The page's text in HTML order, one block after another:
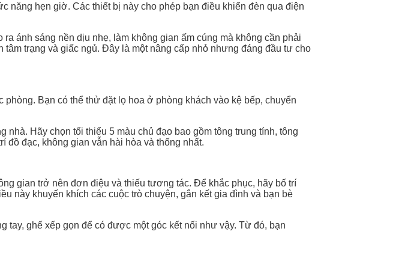
năng hẹn giờ. Các thiết bị này cho phép bạn điều khiển đèn qua điện
ánh sáng nền dịu nhẹ, làm không gian ấm cúng mà không cần phải
trạng và giấc ngủ. Đây là một nâng cấp nhỏ nhưng đáng đầu tư cho
Bạn có thể thử đặt lọ hoa ở phòng khách vào kệ bếp, chuyển
Hãy chọn tối thiểu 5 màu chủ đạo bao gồm tông trung tính, tông
đồ đạc, không gian vẫn hài hòa và thống nhất.
gian trở nên đơn điệu và thiếu tương tác. Để khắc phục, hãy bố trí
này khuyến khích các cuộc trò chuyện, gắn kết gia đình và bạn bè
tay, ghế xếp gọn để có được một góc kết nối như vậy. Từ đó, bạn